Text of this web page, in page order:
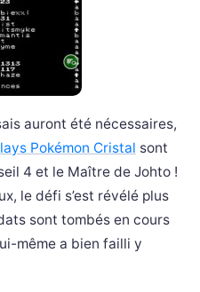
auront été nécessaires,
Pokémon Cristal sont
4 et le Maître de Johto !
le défi s’est révélé plus
sont tombés en cours
même a bien failli y